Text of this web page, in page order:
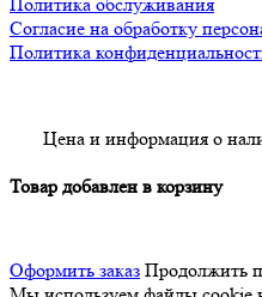
Согласие на обработку
Политика
Цена и информация о
Товар добавлен в корзину
Оформить заказ Продолжить